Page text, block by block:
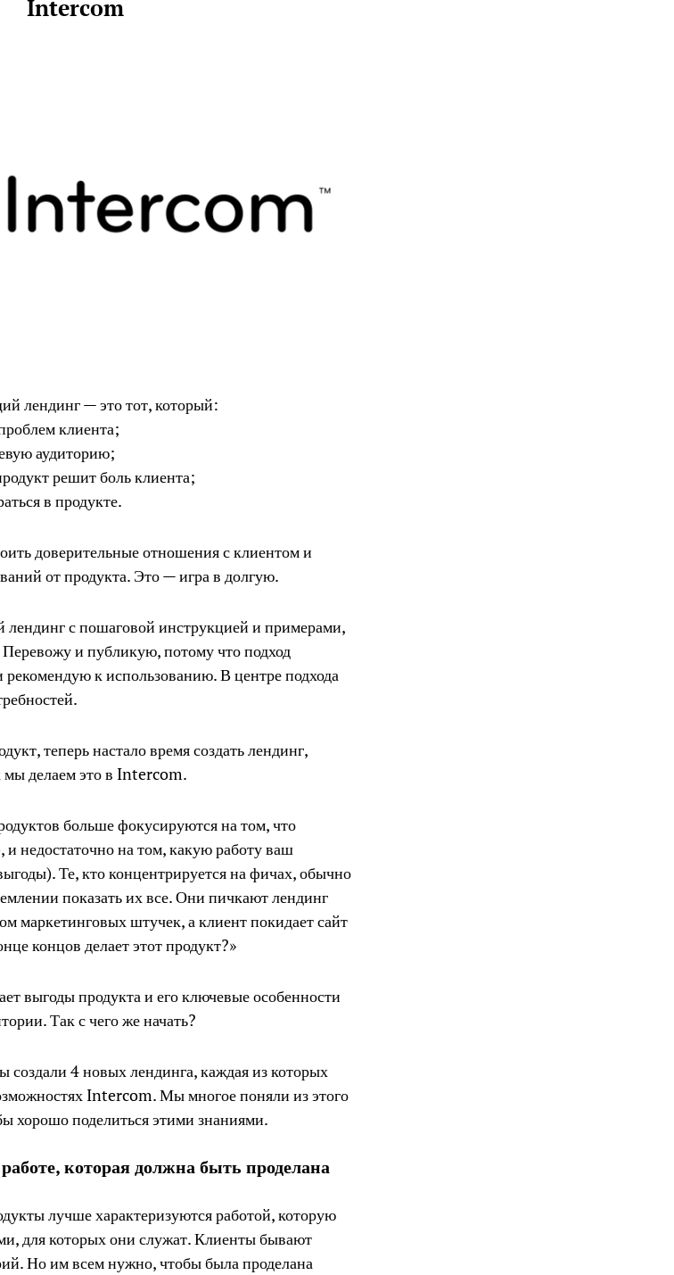
Intercom
лендинг — это тот, который:
клиента;
аудиторию;
решит боль клиента;
в продукте.
доверительные отношения с клиентом и
от продукта. Это — игра в долгую.
лендинг с пошаговой инструкцией и примерами,
и публикую, потому что подход
к использованию. В центре подхода
теперь настало время создать лендинг,
мы делаем это в Intercom.
больше фокусируются на том, что
недостаточно на том, какую работу ваш
Те, кто концентрируется на фичах, обычно
показать их все. Они пичкают лендинг
маркетинговых штучек, а клиент покидает сайт
концов делает этот продукт?»
выгоды продукта и его ключевые особенности
Так с чего же начать?
создали 4 новых лендинга, каждая из которых
Intercom. Мы многое поняли из этого
хорошо поделиться этими знаниями.
которая должна быть проделана
лучше характеризуются работой, которую
для которых они служат. Клиенты бывают
Но им всем нужно, чтобы была проделана